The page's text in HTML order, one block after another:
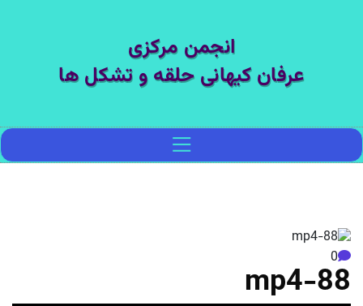
انجمن مرکزی
عرفان کیهانی حلقه و تشکل ها
0
88-mp4